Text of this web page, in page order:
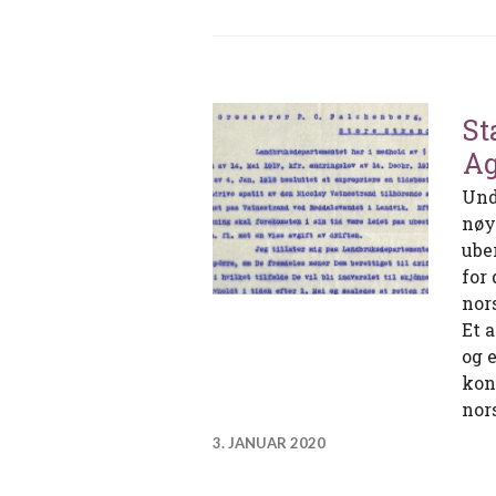
for
Et
og
3. JANUAR 2020